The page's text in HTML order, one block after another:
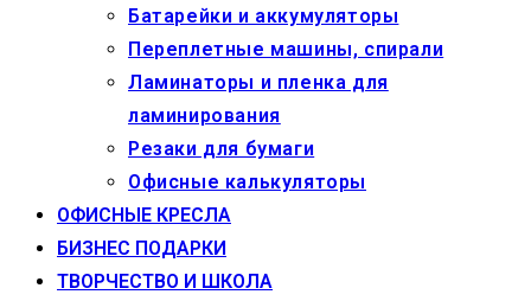
Батарейки и аккумуляторы
Переплетные машины, спирали
Ламинаторы и пленка для
ламинирования
Резаки для бумаги
Офисные калькуляторы
ОФИСНЫЕ КРЕСЛА
БИЗНЕС ПОДАРКИ
ТВОРЧЕСТВО И ШКОЛА